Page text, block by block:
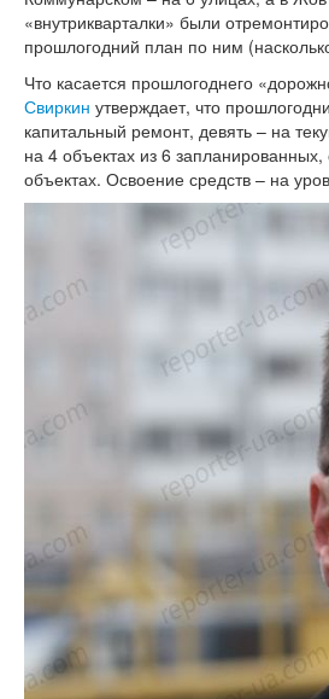
«внутрикварталки» были
прошлогодний план по ним
Что касается прошлогоднего
Свиркин утверждает, что
капитальный ремонт, девять – на
на 4 объектах из 6
объектах. Освоение средств – на